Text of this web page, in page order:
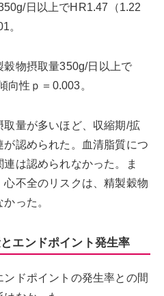
日以上でHR1.47（1.22
。
物摂取量350g/日以上で
向性ｐ＝0.003。
取量が多いほど、収縮期/拡
認められた。血清脂質につ
は認められなかった。ま
不全のリスクは、精製穀物
った。
エンドポイント発生率
ドポイントの発生率との間